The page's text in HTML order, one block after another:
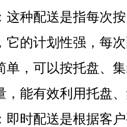
种配送是指每次
它的计划性强，每
单，可以按托盘、
，能有效利用托盘
时配送是根据客